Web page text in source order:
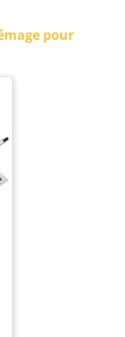
offre
Idéal pour
et le
pour